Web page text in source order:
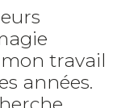
travail
années.